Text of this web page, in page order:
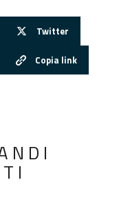
Twitter
Copia link